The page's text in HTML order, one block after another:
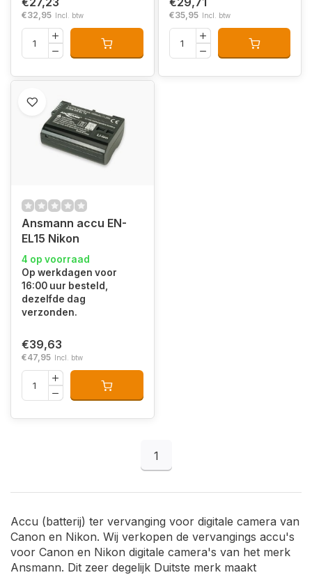
€32,95 Incl. btw €35,95 Incl. btw
Ansmann accu EN-
EL15 Nikon
4 op voorraad
Op werkdagen voor
16:00 uur besteld,
dezelfde dag
verzonden.
€39,63
€47,95 Incl. btw
1
Accu (batterij) ter vervanging voor digitale camera van
Canon en Nikon. Wij verkopen de vervangings accu's
voor Canon en Nikon digitale camera's van het merk
Ansmann. Dit zeer degelijk Duitste merk maakt